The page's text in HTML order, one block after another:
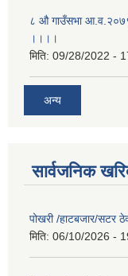
८ औ गाउँसभा
।।।।
मिति: 09/28/2022 -
अन्य
सार्वजनिक
पोखरी /हाटबजार/सटर
मिति: 06/10/2026 -